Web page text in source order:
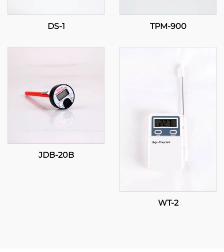
DS-1 TPM-900
JDB-20B
WT-2